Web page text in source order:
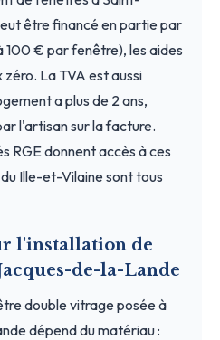
être financé en partie par
100 € par fenêtre), les aides
La TVA est aussi
a plus de 2 ans,
l'artisan sur la facture.
RGE donnent accès à ces
Ille-et-Vilaine sont tous
l'installation de
de-la-Lande
double vitrage posée à
dépend du matériau :